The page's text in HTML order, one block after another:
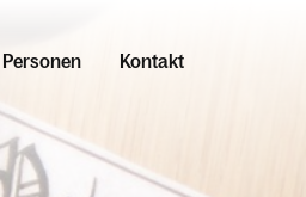
Personen Kontakt